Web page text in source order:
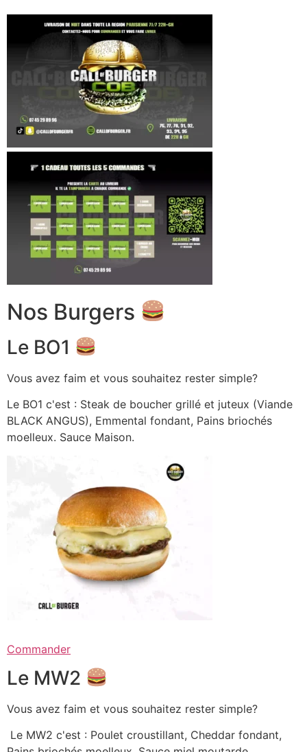
Nos Burgers
Le BO1
Vous avez faim et vous souhaitez rester simple?
Le BO1 c'est : Steak de boucher grillé et juteux (Viande
BLACK ANGUS), Emmental fondant, Pains briochés
moelleux. Sauce Maison.
Commander
Le MW2
Vous avez faim et vous souhaitez rester simple?
Le MW2 c'est : Poulet croustillant, Cheddar fondant,